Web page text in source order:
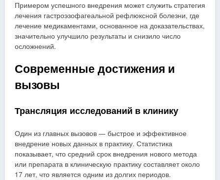
Примером успешного внедрения может служить стратегия
лечения гастроэзофагеальной рефлюксной болезни, где
лечение медикаментами, основанное на доказательствах,
значительно улучшило результаты и снизило число
осложнений.
Современные достижения и
вызовы
Трансляция исследований в клинику
Один из главных вызовов — быстрое и эффективное
внедрение новых данных в практику. Статистика
показывает, что средний срок внедрения нового метода
или препарата в клиническую практику составляет около
17 лет, что является одним из долгих периодов.